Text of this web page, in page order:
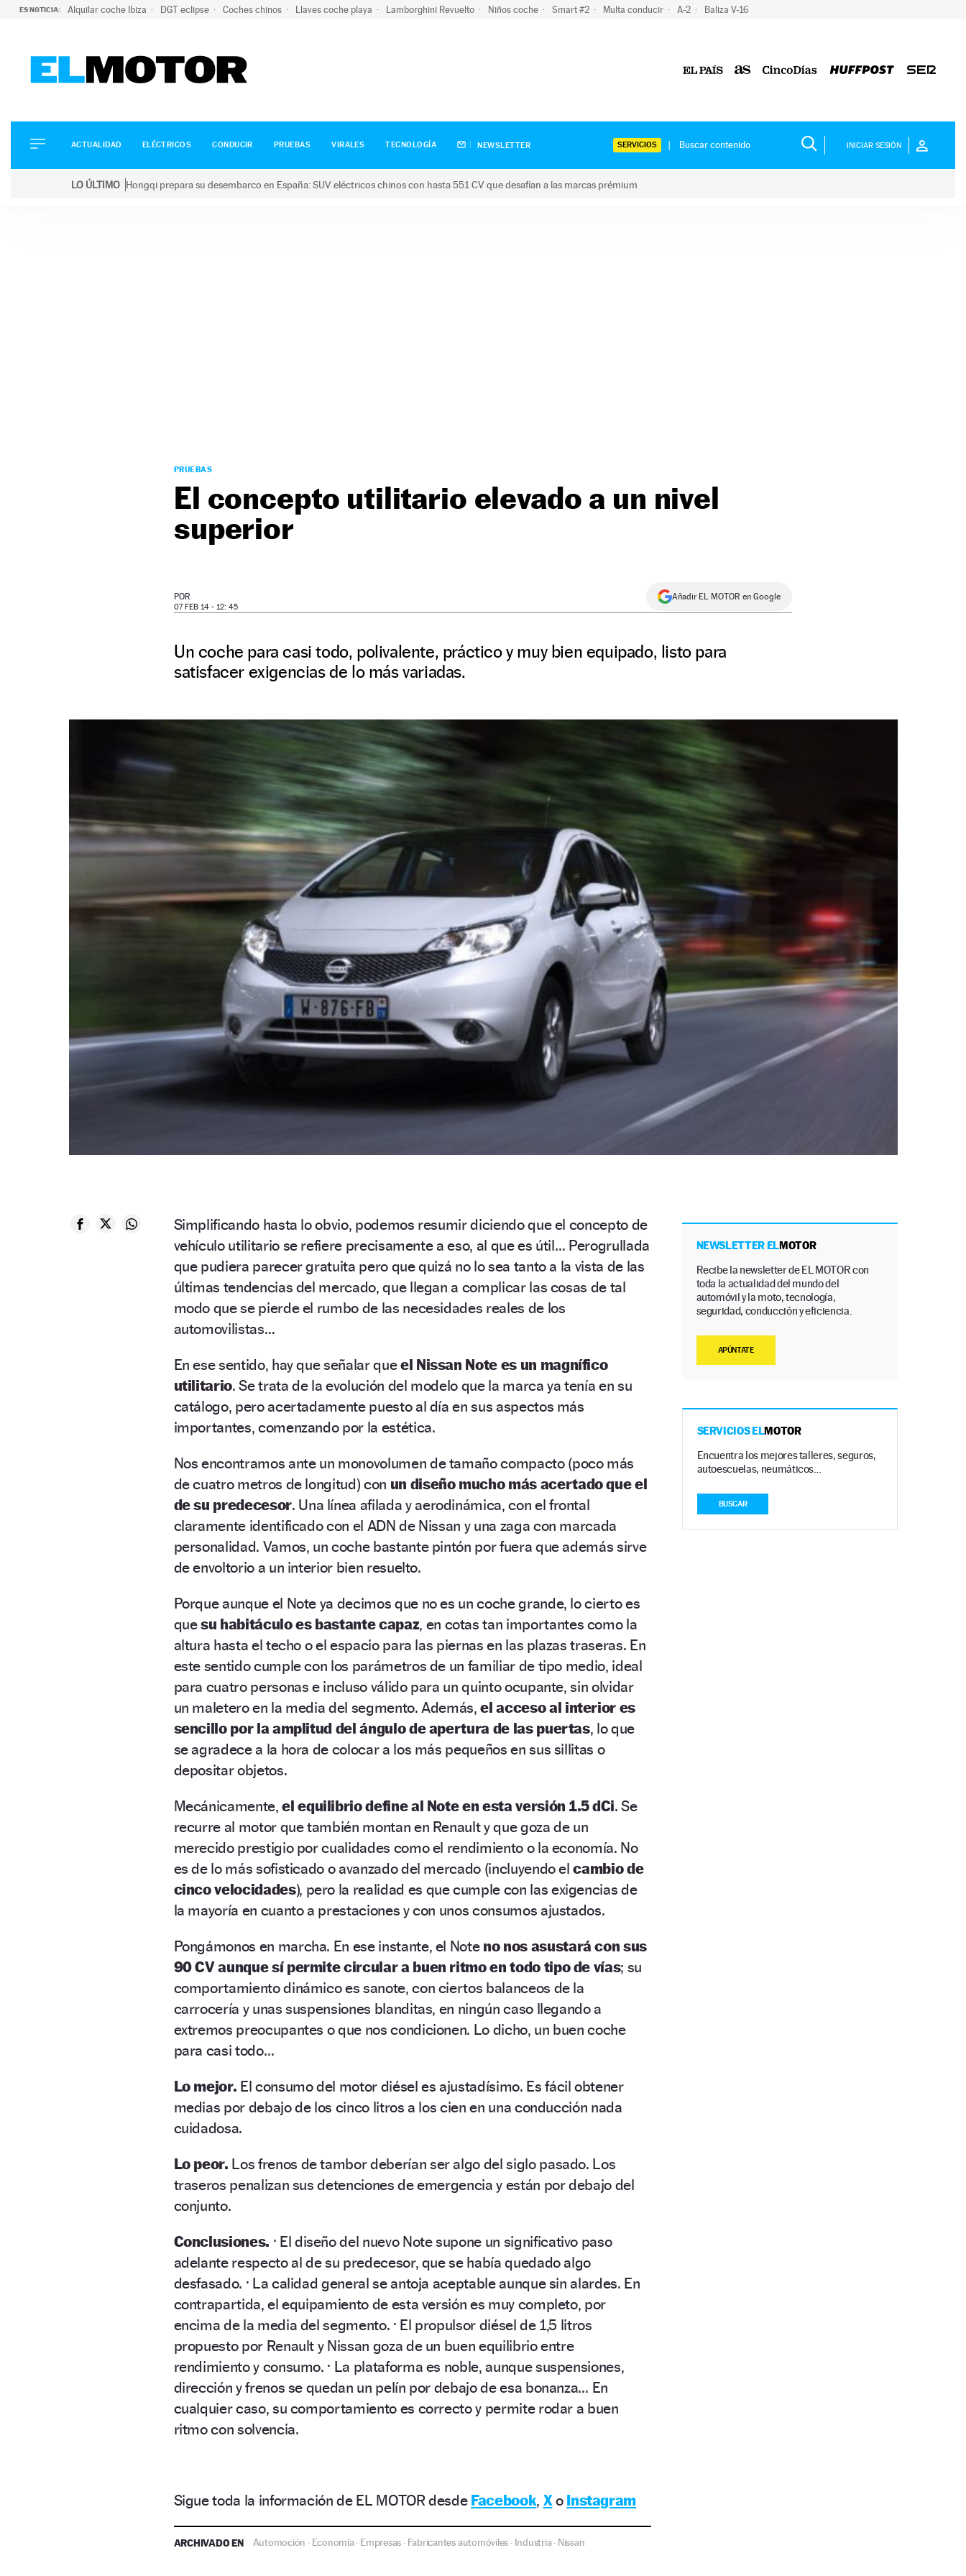
ES NOTICIA: Alquilar coche Ibiza DGT eclipse Coches chinos Llaves coche playa Lamborghini Revuelto Niños coche Smart #2 Multa conducir A-2 Baliza V-16
ELÉCTRICOS
CONDUCIR
ACTUALIDAD ELÉCTRICOS CONDUCIR PRUEBAS VIRALES TECNOLOGÍA NEWSLETTER SERVICIOS INICIAR SESIÓN
LO ÚLTIMO Hongqi prepara su desembarco en España: SUV eléctricos chinos con hasta 551 CV que desafían a las marcas prémium
PRUEBAS
El concepto utilitario elevado a un nivel
superior
POR
07 FEB 14 - 12: 45
Añadir EL MOTOR en Google
Un coche para casi todo, polivalente, práctico y muy bien equipado, listo para
satisfacer exigencias de lo más variadas.
Simplificando hasta lo obvio, podemos resumir diciendo que el concepto de
vehículo utilitario se refiere precisamente a eso, al que es útil… Perogrullada
que pudiera parecer gratuita pero que quizá no lo sea tanto a la vista de las
últimas tendencias del mercado, que llegan a complicar las cosas de tal
modo que se pierde el rumbo de las necesidades reales de los
automovilistas…
En ese sentido, hay que señalar queel Nissan Note es un magnífico
utilitario. Se trata de la evolución del modelo que la marca ya tenía en su
catálogo, pero acertadamente puesto al día en sus aspectos más
importantes, comenzando por la estética.
Nos encontramos ante un monovolumen de tamaño compacto (poco más
de cuatro metros de longitud) con un diseño mucho más acertado que el
de su predecesor. Una línea afilada y aerodinámica, con el frontal
claramente identificado con el ADN de Nissan y una zaga con marcada
personalidad. Vamos, un coche bastante pintón por fuera que además sirve
de envoltorio a un interior bien resuelto.
Porque aunque el Note ya decimos que no es un coche grande, lo cierto es
quesu habitáculo es bastante capaz, en cotas tan importantes como la
altura hasta el techo o el espacio para las piernas en las plazas traseras. En
este sentido cumple con los parámetros de un familiar de tipo medio, ideal
para cuatro personas e incluso válido para un quinto ocupante, sin olvidar
un maletero en la media del segmento. Además,el acceso al interior es
sencillo por la amplitud del ángulo de apertura de las puertas, lo que
se agradece a la hora de colocar a los más pequeños en sus sillitas o
depositar objetos.
Mecánicamente,el equilibrio define al Note en esta versión 1.5 dCi. Se
recurre al motor que también montan en Renault y que goza de un
merecido prestigio por cualidades como el rendimiento o la economía. No
es de lo más sofisticado o avanzado del mercado (incluyendo elcambio de
cinco velocidades), pero la realidad es que cumple con las exigencias de
la mayoría en cuanto a prestaciones y con unos consumos ajustados.
Pongámonos en marcha. En ese instante, el Note no nos asustará con sus
90 CV aunque sí permite circular a buen ritmo en todo tipo de vías; su
comportamiento dinámico es sanote, con ciertos balanceos de la
carrocería y unas suspensiones blanditas, en ningún caso llegando a
extremos preocupantes o que nos condicionen. Lo dicho, un buen coche
para casi todo…
Lo mejor. El consumo del motor diésel es ajustadísimo. Es fácil obtener
medias por debajo de los cinco litros a los cien en una conducción nada
cuidadosa.
Lo peor. Los frenos de tambor deberían ser algo del siglo pasado. Los
traseros penalizan sus detenciones de emergencia y están por debajo del
conjunto.
Conclusiones. · El diseño del nuevo Note supone un significativo paso
adelante respecto al de su predecesor, que se había quedado algo
desfasado. · La calidad general se antoja aceptable aunque sin alardes. En
contrapartida, el equipamiento de esta versión es muy completo, por
encima de la media del segmento. · El propulsor diésel de 1,5 litros
propuesto por Renault y Nissan goza de un buen equilibrio entre
rendimiento y consumo. · La plataforma es noble, aunque suspensiones,
dirección y frenos se quedan un pelín por debajo de esa bonanza… En
cualquier caso, su comportamiento es correcto y permite rodar a buen
ritmo con solvencia.
Sigue toda la información de EL MOTOR desde Facebook, Xo Instagram
ARCHIVADO EN Automoción · Economía· Empresas · Fabricantes automóviles · Industria· Nissan
NEWSLETTER ELMOTOR
Recibe la newsletter de EL MOTOR con
toda la actualidad del mundo del
automóvil y la moto, tecnología,
seguridad, conducción y eficiencia.
APÚNTATE
SERVICIOS ELMOTOR
Encuentra los mejores talleres, seguros,
autoescuelas, neumáticos…
BUSCAR